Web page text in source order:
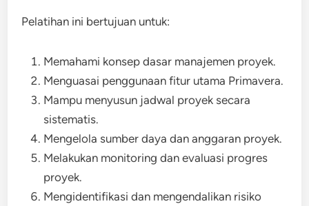
Pelatihan ini bertujuan untuk:
Memahami konsep dasar manajemen proyek.
Menguasai penggunaan fitur utama Primavera.
Mampu menyusun jadwal proyek secara
sistematis.
Mengelola sumber daya dan anggaran proyek.
Melakukan monitoring dan evaluasi progres
proyek.
Mengidentifikasi dan mengendalikan risiko